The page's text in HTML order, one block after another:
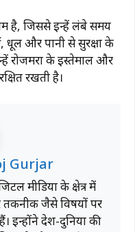
है, जिससे इन्हें लंबे समय
धूल और पानी से सुरक्षा के
रोजमर्रा के इस्तेमाल और
रखती है।
Gurjar
मीडिया के क्षेत्र में
जैसे विषयों पर
देश-दुनिया की